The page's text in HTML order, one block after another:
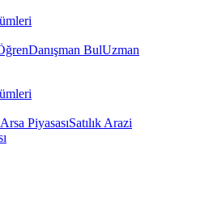
Danışman BulUzman
PiyasasıSatılık Arazi